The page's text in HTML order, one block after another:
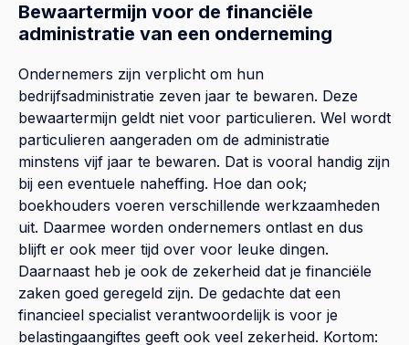
Bewaartermijn voor de financiële
administratie van een onderneming
Ondernemers zijn verplicht om hun
bedrijfsadministratie zeven jaar te bewaren. Deze
bewaartermijn geldt niet voor particulieren. Wel wordt
particulieren aangeraden om de administratie
minstens vijf jaar te bewaren. Dat is vooral handig zijn
bij een eventuele naheffing. Hoe dan ook;
boekhouders voeren verschillende werkzaamheden
uit. Daarmee worden ondernemers ontlast en dus
blijft er ook meer tijd over voor leuke dingen.
Daarnaast heb je ook de zekerheid dat je financiële
zaken goed geregeld zijn. De gedachte dat een
financieel specialist verantwoordelijk is voor je
belastingaangiftes geeft ook veel zekerheid. Kortom: